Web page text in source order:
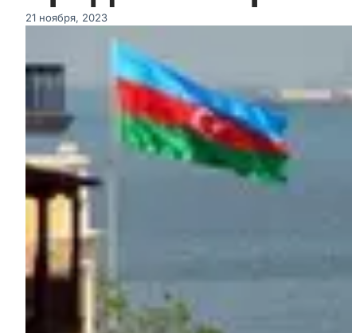
21 ноября, 2023